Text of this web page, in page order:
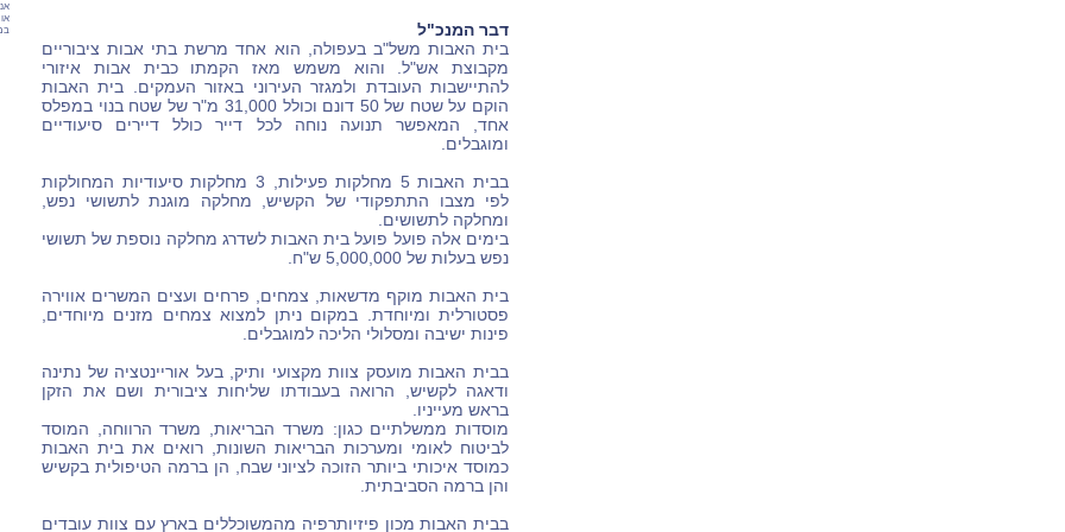
דבר המנכ"ל
בית האבות משל"ב בעפולה, הוא אחד מרשת בתי אבות ציבוריים
מקבוצת אש"ל. והוא משמש מאז הקמתו כבית אבות איזורי
להתיישבות העובדת ולמגזר העירוני באזור העמקים. בית האבות
הוקם על שטח של 50 דונם וכולל 31,000 מ"ר של שטח בנוי במפלס
אחד, המאפשר תנועה נוחה לכל דייר כולל דיירים סיעודיים
ומוגבלים.
בבית האבות 5 מחלקות פעילות, 3 מחלקות סיעודיות המחולקות
לפי מצבו התתפקודי של הקשיש, מחלקה מוגנת לתשושי נפש,
ומחלקה לתשושים.
בימים אלה פועל פועל בית האבות לשדרג מחלקה נוספת של תשושי
נפש בעלות של 5,000,000 ש"ח.
בית האבות מוקף מדשאות, צמחים, פרחים ועצים המשרים אווירה
פסטורלית ומיוחדת. במקום ניתן למצוא צמחים מזנים מיוחדים,
פינות ישיבה ומסלולי הליכה למוגבלים.
בבית האבות מועסק צוות מקצועי ותיק, בעל אוריינטציה של נתינה
ודאגה לקשיש, הרואה בעבודתו שליחות ציבורית ושם את הזקן
בראש מעייניו.
מוסדות ממשלתיים כגון: משרד הבריאות, משרד הרווחה, המוסד
לביטוח לאומי ומערכות הבריאות השונות, רואים את בית האבות
כמוסד איכותי ביותר הזוכה לציוני שבח, הן ברמה הטיפולית בקשיש
והן ברמה הסביבתית.
בבית האבות מכון פיזיותרפיה מהמשוכללים בארץ עם צוות עובדים